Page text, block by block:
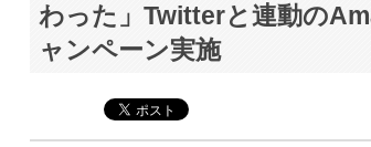
わった」Twitterと連動の
ャンペーン実施